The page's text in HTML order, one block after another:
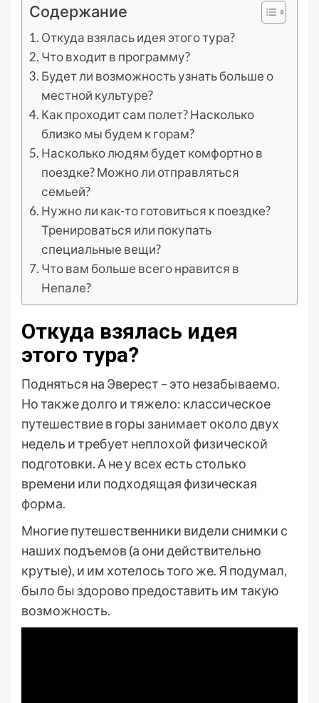
Содержание
Откуда взялась идея этого тура?
Что входит в программу?
Будет ли возможность узнать больше о
местной культуре?
Как проходит сам полет? Насколько
близко мы будем к горам?
Насколько людям будет комфортно в
поездке? Можно ли отправляться
семьей?
Нужно ли как-то готовиться к поездке?
Тренироваться или покупать
специальные вещи?
Что вам больше всего нравится в
Непале?
Откуда взялась идея
этого тура?
Подняться на Эверест – это незабываемо.
Но также долго и тяжело: классическое
путешествие в горы занимает около двух
недель и требует неплохой физической
подготовки. А не у всех есть столько
времени или подходящая физическая
форма.
Многие путешественники видели снимки с
наших подъемов (а они действительно
крутые), и им хотелось того же. Я подумал,
было бы здорово предоставить им такую
возможность.